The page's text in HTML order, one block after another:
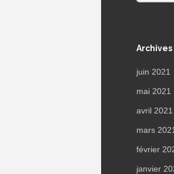
Archives
juin 2021
mai 2021
avril 2021
mars 2021
février
janvier